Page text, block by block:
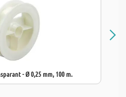
- Ø 0,25 mm, 100 m.